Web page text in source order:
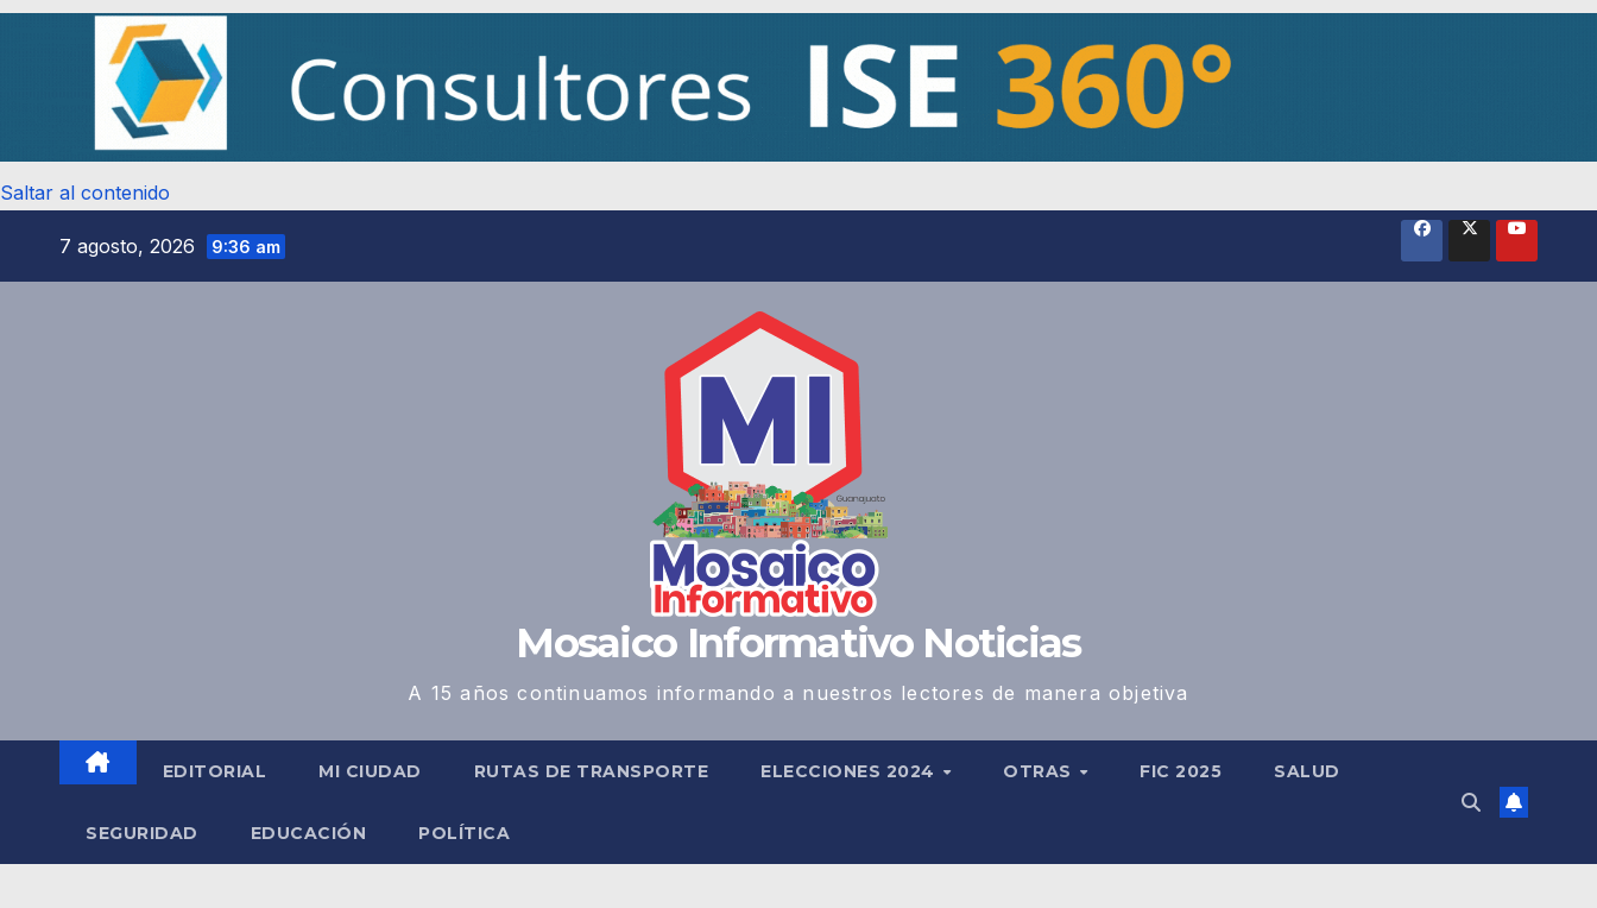
Saltar al contenido
7 agosto, 2026 9:36 am
Mosaico Informativo Noticias
A 15 años continuamos informando a nuestros lectores de manera objetiva
EDITORIAL MI CIUDAD RUTAS DE TRANSPORTE ELECCIONES 2024 OTRAS FIC 2025 SALUD
SEGURIDAD EDUCACIÓN POLÍTICA